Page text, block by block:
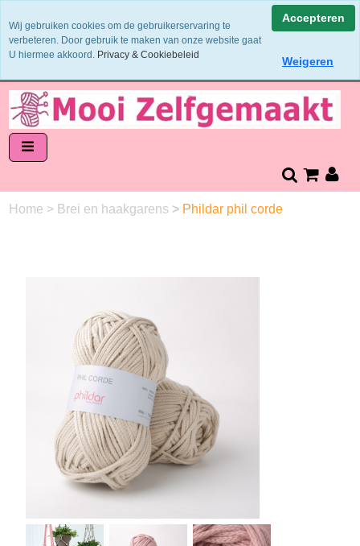
Garens worden uit 1 verfbad verzonden
Veilig online betalen of zelf overschrijven
Home > Brei en haakgarens > Phildar phil corde
Wij gebruiken cookies om de gebruikerservaring te
verbeteren. Door gebruik te maken van onze website gaat
U hiermee akkoord. Privacy & Cookiebeleid
Accepteren
Weigeren